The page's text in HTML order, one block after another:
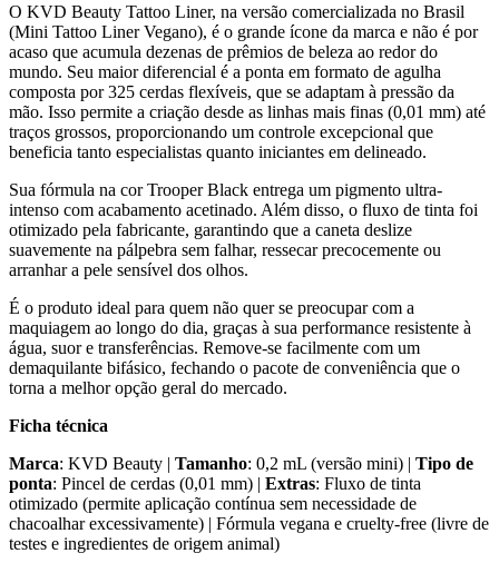
O KVD Beauty Tattoo Liner, na versão comercializada no Brasil
(Mini Tattoo Liner Vegano), é o grande ícone da marca e não é por
acaso que acumula dezenas de prêmios de beleza ao redor do
mundo. Seu maior diferencial é a ponta em formato de agulha
composta por 325 cerdas flexíveis, que se adaptam à pressão da
mão. Isso permite a criação desde as linhas mais finas (0,01 mm) até
traços grossos, proporcionando um controle excepcional que
beneficia tanto especialistas quanto iniciantes em delineado.
Sua fórmula na cor Trooper Black entrega um pigmento ultra-
intenso com acabamento acetinado. Além disso, o fluxo de tinta foi
otimizado pela fabricante, garantindo que a caneta deslize
suavemente na pálpebra sem falhar, ressecar precocemente ou
arranhar a pele sensível dos olhos.
É o produto ideal para quem não quer se preocupar com a
maquiagem ao longo do dia, graças à sua performance resistente à
água, suor e transferências. Remove-se facilmente com um
demaquilante bifásico, fechando o pacote de conveniência que o
torna a melhor opção geral do mercado.
Ficha técnica
Marca: KVD Beauty | Tamanho: 0,2 mL (versão mini) | Tipo de
ponta: Pincel de cerdas (0,01 mm) | Extras: Fluxo de tinta
otimizado (permite aplicação contínua sem necessidade de
chacoalhar excessivamente) | Fórmula vegana e cruelty-free (livre de
testes e ingredientes de origem animal)